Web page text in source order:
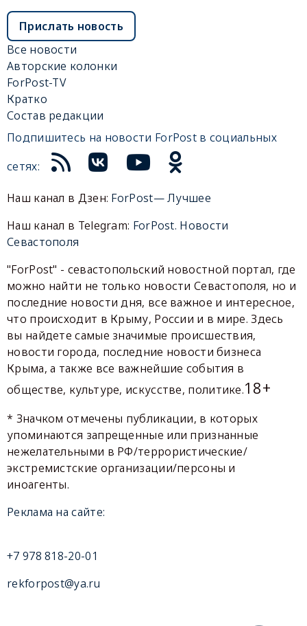
Прислать новость
Все новости
Авторские колонки
ForPost-TV
Кратко
Состав редакции
Подпишитесь на новости ForPost в социальных
сетях:
Наш канал в Дзен: ForPost— Лучшее
Наш канал в Telegram: ForPost. Новости
Севастополя
"ForPost" - севастопольский новостной портал, где
можно найти не только новости Севастополя, но и
последние новости дня, все важное и интересное,
что происходит в Крыму, России и в мире. Здесь
вы найдете самые значимые происшествия,
новости города, последние новости бизнеса
Крыма, а также все важнейшие события в
обществе, культуре, искусстве, политике.18+
* Значком отмечены публикации, в которых
упоминаются запрещенные или признанные
нежелательными в РФ/террористические/
экстремистские организации/персоны и
иноагенты.
Реклама на сайте:
+7 978 818-20-01
rekforpost@ya.ru